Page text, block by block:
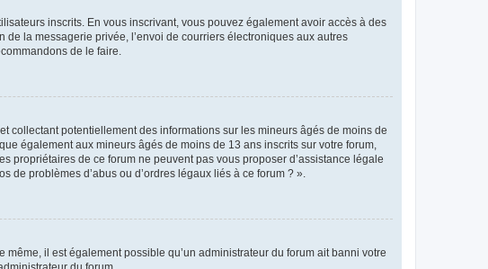
inscrits. En vous inscrivant, vous pouvez également avoir accès à des
la messagerie privée, l’envoi de courriers électroniques aux autres
de le faire.
collectant potentiellement des informations sur les mineurs âgés de moins de
également aux mineurs âgés de moins de 13 ans inscrits sur votre forum,
de ce forum ne peuvent pas vous proposer d’assistance légale
problèmes d’abus ou d’ordres légaux liés à ce forum ? ».
il est également possible qu’un administrateur du forum ait banni votre